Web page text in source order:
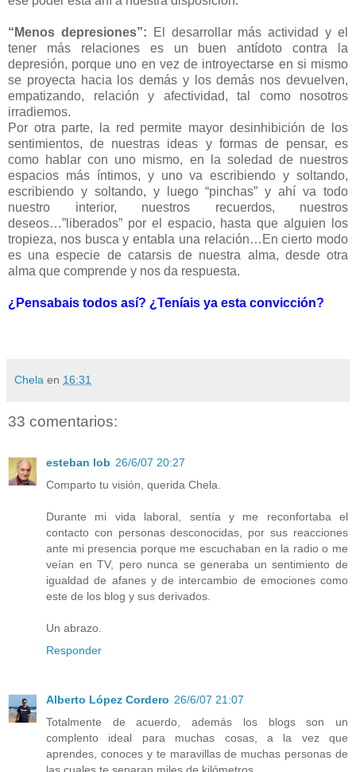
“Menos depresiones”:
El desarrollar más actividad y el
tener más relaciones es un buen antídoto contra la
depresión, porque uno en vez de introyectarse en si mismo
se proyecta hacia los demás y los demás nos devuelven,
empatizando, relación y afectividad, tal como nosotros
irradiemos.
Por otra parte, la red permite mayor desinhibición de los
sentimientos, de nuestras ideas y formas de pensar, es
como hablar con uno mismo, en la soledad de nuestros
espacios más íntimos, y uno va escribiendo y soltando,
escribiendo y soltando, y luego “pinchas” y ahí va todo
nuestro interior, nuestros recuerdos, nuestros
deseos…”liberados” por el espacio, hasta que alguien los
tropieza, nos busca y entabla una relación…En cierto modo
es una especie de catarsis de nuestra alma, desde otra
alma que comprende y nos da respuesta.
¿Pensabais todos así? ¿Teníais ya esta convicción?
Chela en 16:31
33 comentarios:
esteban lob 26/6/07 20:27
Comparto tu visión, querida Chela.
Durante mi vida laboral, sentía y me reconfortaba el
contacto con personas desconocidas, por sus reacciones
ante mi presencia porque me escuchaban en la radio o me
veían en TV, pero nunca se generaba un sentimiento de
igualdad de afanes y de intercambio de emociones como
este de los blog y sus derivados.
Un abrazo.
Responder
Alberto López Cordero 26/6/07 21:07
Totalmente de acuerdo, además los blogs son un
complento ideal para muchas cosas, a la vez que
aprendes, conoces y te maravillas de muchas personas de